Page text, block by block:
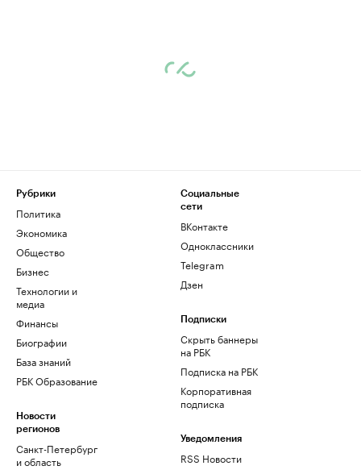
Рубрики
Политика
Экономика
Общество
Бизнес
Технологии и
медиа
Финансы
Биографии
База знаний
РБК Образование
Новости
регионов
Санкт-Петербург
и область
Социальные
сети
ВКонтакте
Одноклассники
Telegram
Дзен
Подписки
Скрыть баннеры
на РБК
Подписка на РБК
Корпоративная
подписка
Уведомления
RSS Новости